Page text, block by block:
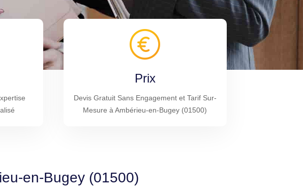
Prix
Devis Gratuit Sans Engagement et Tarif Sur-
Mesure à Ambérieu-en-Bugey (01500)
en-Bugey (01500)